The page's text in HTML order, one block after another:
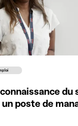
du
poste de